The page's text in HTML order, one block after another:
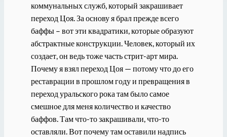
коммунальных служб, который закрашивает
переход Цоя. За основу я брал прежде всего
баффы – вот эти квадратики, которые образуют
абстрактные конструкции. Человек, который их
создает, он ведь тоже часть стрит-арт мира.
Почему я взял переход Цоя — потому что до его
реставрации в прошлом году и превращения в
переход уральского рока там было самое
смешное для меня количество и качество
баффов. Там что-то закрашивали, что-то
оставляли. Вот почему там оставили надпись